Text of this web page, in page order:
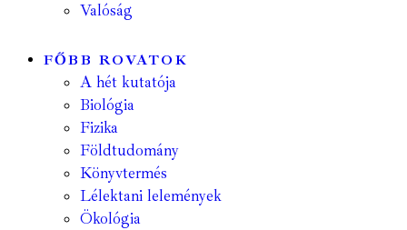
Valóság
FŐBB ROVATOK
A hét kutatója
Biológia
Fizika
Földtudomány
Könyvtermés
Lélektani lelemények
Ökológia